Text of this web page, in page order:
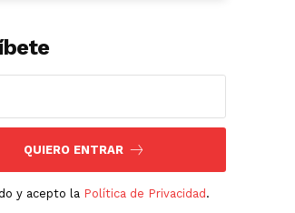
QUIERO ENTRAR
y acepto la Política de Privacidad .